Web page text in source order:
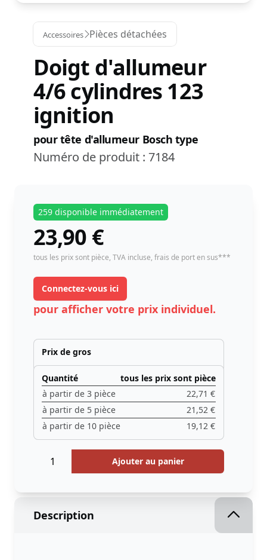
Accessoires Pièces détachées
Doigt d'allumeur
4/6 cylindres 123
ignition
pour tête d'allumeur Bosch type
Numéro de produit : 7184
259 disponible immédiatement
23,90
instock
€
tous les prix sont pièce, TVA incluse, frais de port en sus***
Connectez-vous ici
pour afficher votre prix individuel.
Prix ​​de gros
Quantité
tous les prix sont pièce
à partir de 3 pièce
22,71 €
à partir de 5 pièce
21,52 €
à partir de 10 pièce
19,12 €
Quantité
Ajouter au panier
Description